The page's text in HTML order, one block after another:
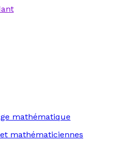
mathématique
mathématiciennes